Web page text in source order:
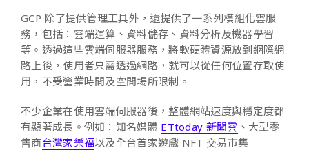
GCP 除了提供管理工具外，還提供了一系列模組化雲服
務，包括：雲端運算、資料儲存、資料分析及機器學習
等。透過這些雲端伺服器服務，將軟硬體資源放到網際網
路上後，使用者只需透過網路，就可以從任何位置存取使
用，不受營業時間及空間場所限制。
不少企業在使用雲端伺服器後，整體網站速度與穩定度都
有顯著成長。例如：知名媒體 ETtoday 新聞雲 、大型零
售商台灣家樂福以及全台首家遊戲 NFT 交易市集